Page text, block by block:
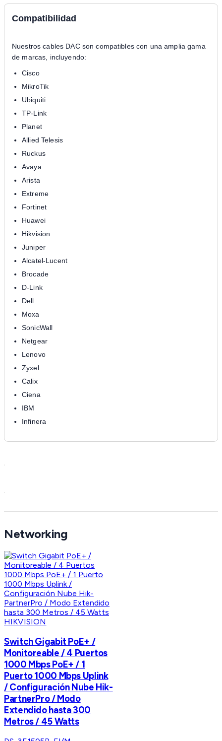
Compatibilidad
Nuestros cables DAC son compatibles con una amplia gama
de marcas, incluyendo:
Cisco
MikroTik
Ubiquiti
TP-Link
Planet
Allied Telesis
Ruckus
Avaya
Arista
Extreme
Fortinet
Huawei
Hikvision
Juniper
Alcatel-Lucent
Brocade
D-Link
Dell
Moxa
SonicWall
Netgear
Lenovo
Zyxel
Calix
Ciena
IBM
Infinera
Networking
HIKVISION
Switch Gigabit PoE+ /
Monitoreable / 4 Puertos
1000 Mbps PoE+ / 1
Puerto 1000 Mbps Uplink
/ Configuración Nube Hik-
PartnerPro / Modo
Extendido hasta 300
Metros / 45 Watts